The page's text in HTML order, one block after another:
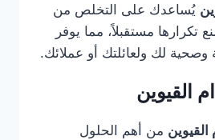
يُساعدك على التخلص من
تكرارها مستقبلاً، مما يوفر
وصحية لك ولعائلتك أو عملائك.
من أهم الحلول